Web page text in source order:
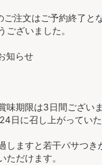
注文はご予約終了とな
ざいました。
知らせ
期限は3日間ございま
日に召し上がっていた
ますと若干パサつき
だけます。